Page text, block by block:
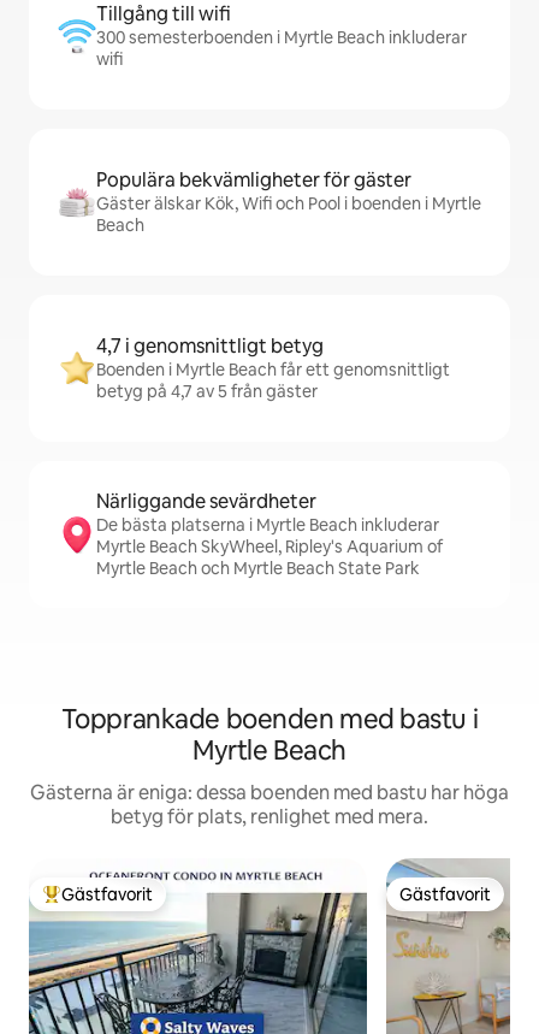
Tillgång till wifi
300 semesterboenden i Myrtle Beach inkluderar
wifi
Populära bekvämligheter för gäster
Gäster älskar Kök, Wifi och Pool i boenden i Myrtle
Beach
4,7 i genomsnittligt betyg
Boenden i Myrtle Beach får ett genomsnittligt
betyg på 4,7 av 5 från gäster
Närliggande sevärdheter
De bästa platserna i Myrtle Beach inkluderar
Myrtle Beach SkyWheel, Ripley's Aquarium of
Myrtle Beach och Myrtle Beach State Park
Topprankade boenden med bastu i
Myrtle Beach
Gästerna är eniga: dessa boenden med bastu har höga
betyg för plats, renlighet med mera.
Populär gästfavorit
Gästfavorit Gästfavorit
Gästfavorit